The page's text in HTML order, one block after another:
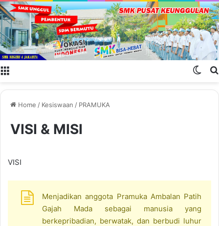
Home / Kesiswaan / PRAMUKA
VISI & MISI
VISI
Menjadikan anggota Pramuka Ambalan Patih
Gajah Mada sebagai manusia yang
berkepribadian, berwatak, dan berbudi luhur